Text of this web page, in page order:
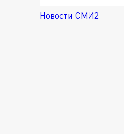
Новости СМИ2